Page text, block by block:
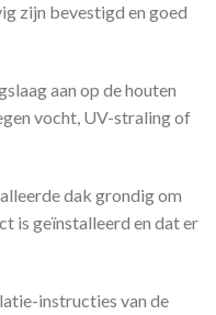
zijn bevestigd en goed
aan op de houten
vocht, UV-straling of
dak grondig om
is geïnstalleerd en dat er
instructies van de